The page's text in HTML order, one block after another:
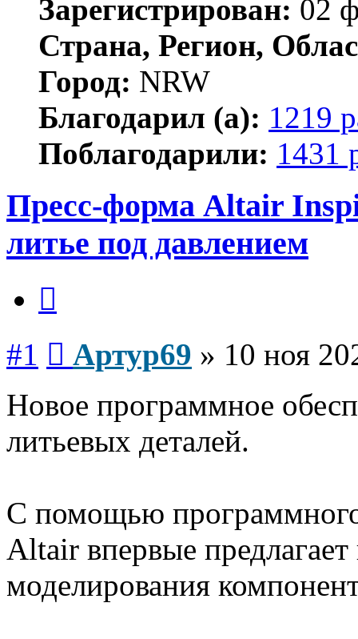
Зарегистрирован: 02
Страна, Регион,
Город: NRW
Благодарил (а): 1219
Поблагодарили: 1431
Пресс-форма Altair
литье под давлением
#1 Артур69 » 10 ноя
Новое программное
литьевых деталей.
С помощью
Altair впервые
моделирования